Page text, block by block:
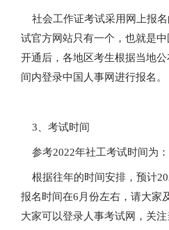
社会工作证考试采用网上报
试官方网站只有一个，也就是
开通后，各地区考生根据当地
间内登录中国人事网进行报名。
3、考试时间
参考2022年社工考试时间为：
根据往年的时间安排，预计
报名时间在6月份左右，请大家
大家可以登录人事考试网，关注